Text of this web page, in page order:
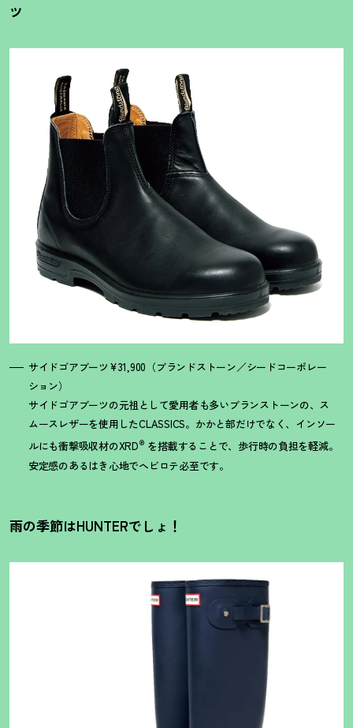
ツ
サイドゴアブーツ¥31,900（ブランドストーン／シードコーポレー
ション）
サイドゴアブーツの元祖として愛用者も多いブランストーンの、ス
ムースレザーを使用したCLASSICS。かかと部だけでなく、インソー
ルにも衝撃吸収材のXRD® を搭載することで、歩行時の負担を軽減。
安定感のあるはき心地でヘビロテ必至です。
雨の季節はHUNTERでしょ ！